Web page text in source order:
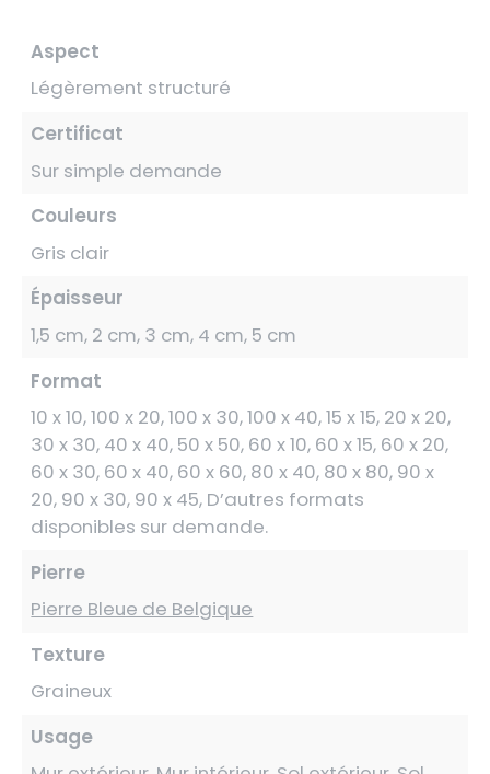
Aspect
Légèrement structuré
Certificat
Sur simple demande
Couleurs
Gris clair
Épaisseur
1,5 cm, 2 cm, 3 cm, 4 cm, 5 cm
Format
10 x 10, 100 x 20, 100 x 30, 100 x 40, 15 x 15, 20 x 20,
30 x 30, 40 x 40, 50 x 50, 60 x 10, 60 x 15, 60 x 20,
60 x 30, 60 x 40, 60 x 60, 80 x 40, 80 x 80, 90 x
20, 90 x 30, 90 x 45, D’autres formats
disponibles sur demande.
Pierre
Pierre Bleue de Belgique
Texture
Graineux
Usage